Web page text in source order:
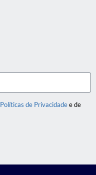
Políticas de Privacidadee de